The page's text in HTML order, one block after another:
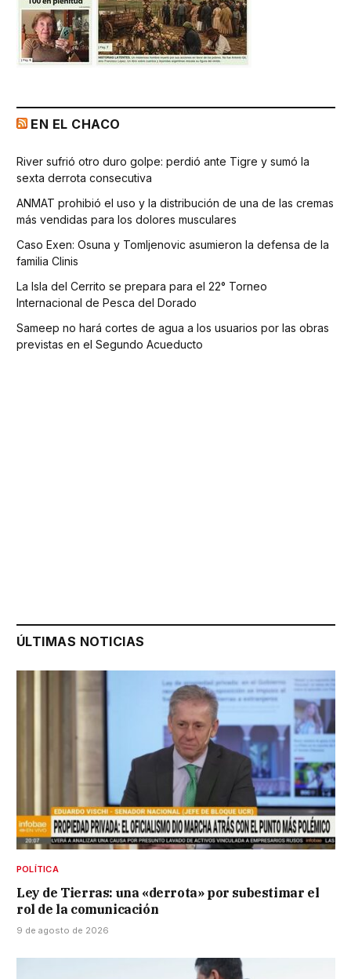
EN EL CHACO
River sufrió otro duro golpe: perdió ante Tigre y sumó la
sexta derrota consecutiva
ANMAT prohibió el uso y la distribución de una de las cremas
más vendidas para los dolores musculares
Caso Exen: Osuna y Tomljenovic asumieron la defensa de la
familia Clinis
La Isla del Cerrito se prepara para el 22° Torneo
Internacional de Pesca del Dorado
Sameep no hará cortes de agua a los usuarios por las obras
previstas en el Segundo Acueducto
ÚLTIMAS NOTICIAS
POLÍTICA
Ley de Tierras: una «derrota» por subestimar el
rol de la comunicación
9 de agosto de 2026